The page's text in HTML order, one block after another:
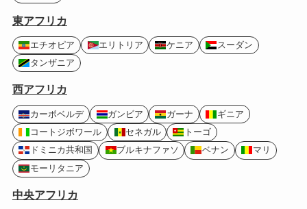
東アフリカ
エチオピア エリトリア ケニア
スーダン
タンザニア
西アフリカ
カーボベルデ ガンビア ガーナ
ギニア
コートジボワール
セネガル
トーゴ
ドミニカ共和国
ブルキナファソ ベナン
マリ
モーリタニア
中央アフリカ